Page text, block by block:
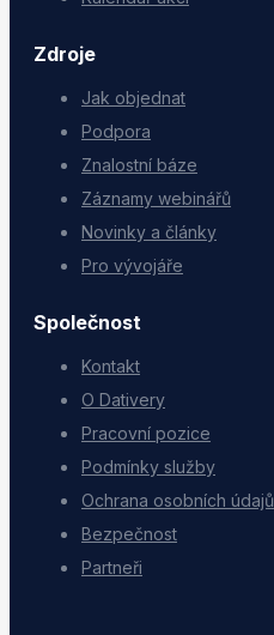
Zdroje
Jak objednat
Podpora
Znalostní báze
Záznamy webinářů
Novinky a články
Pro vývojáře
Společnost
Kontakt
O Dativery
Pracovní pozice
Podmínky služby
Ochrana osobních údajů
Bezpečnost
Partneři